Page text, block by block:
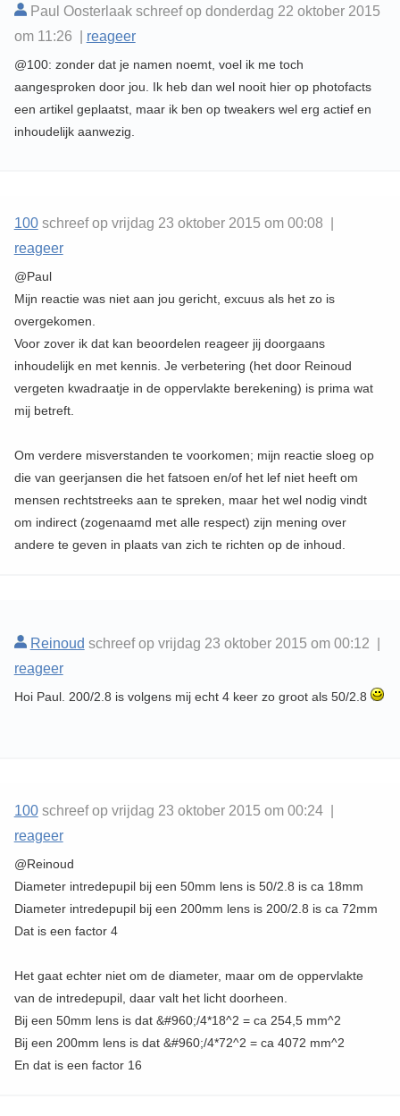
Paul Oosterlaak schreef op donderdag 22 oktober 2015
om 11:26 | reageer
@100: zonder dat je namen noemt, voel ik me toch
aangesproken door jou. Ik heb dan wel nooit hier op photofacts
een artikel geplaatst, maar ik ben op tweakers wel erg actief en
inhoudelijk aanwezig.
100schreef op vrijdag 23 oktober 2015 om 00:08 |
reageer
@Paul
Mijn reactie was niet aan jou gericht, excuus als het zo is
overgekomen.
Voor zover ik dat kan beoordelen reageer jij doorgaans
inhoudelijk en met kennis. Je verbetering (het door Reinoud
vergeten kwadraatje in de oppervlakte berekening) is prima wat
mij betreft.
Om verdere misverstanden te voorkomen; mijn reactie sloeg op
die van geerjansen die het fatsoen en/of het lef niet heeft om
mensen rechtstreeks aan te spreken, maar het wel nodig vindt
om indirect (zogenaamd met alle respect) zijn mening over
andere te geven in plaats van zich te richten op de inhoud.
Reinoud schreef op vrijdag 23 oktober 2015 om 00:12 |
reageer
Hoi Paul. 200/2.8 is volgens mij echt 4 keer zo groot als 50/2.8
100schreef op vrijdag 23 oktober 2015 om 00:24 |
reageer
@Reinoud
Diameter intredepupil bij een 50mm lens is 50/2.8 is ca 18mm
Diameter intredepupil bij een 200mm lens is 200/2.8 is ca 72mm
Dat is een factor 4
Het gaat echter niet om de diameter, maar om de oppervlakte
van de intredepupil, daar valt het licht doorheen.
Bij een 50mm lens is dat &#960;/4*18^2 = ca 254,5 mm^2
Bij een 200mm lens is dat &#960;/4*72^2 = ca 4072 mm^2
En dat is een factor 16